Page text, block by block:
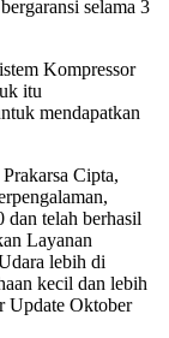
selama 3
Kompressor
itu
mendapatkan
Cipta,
dan telah berhasil
Layanan
lebih di
kecil dan lebih
Update Oktober